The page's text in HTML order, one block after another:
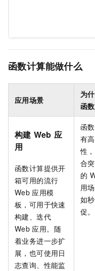
函数计算能做什么
应用场景
为
函
构建 Web 应
用
函数计算提供开
箱可用的流行
Web 应用模
板，可用于快速
构建、迭代
Web 应用。随
着业务进一步扩
展，也可使用日
志查询、性能监
函
有
性
合
的
用
如
促。